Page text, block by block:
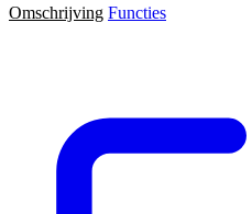
Omschrijving Functies